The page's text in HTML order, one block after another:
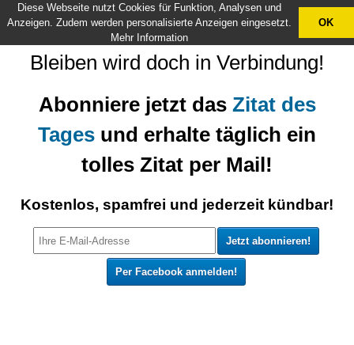
Bleiben wird doch in Verbindung!
Abonniere jetzt das Zitat des
Tages und erhalte täglich ein
tolles Zitat per Mail!
Kostenlos, spamfrei und jederzeit kündbar!
Per Facebook anmelden!
X
Diese Webseite nutzt Cookies für Funktion, Analysen und
Anzeigen. Zudem werden personalisierte Anzeigen eingesetzt.
Mehr Information
OK